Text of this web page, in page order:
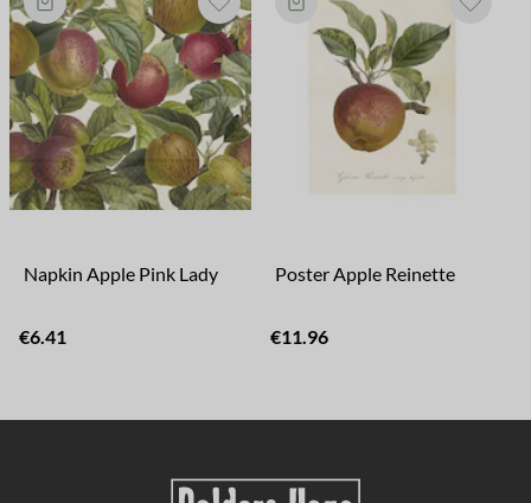
Napkin Apple Pink Lady
€6.41
Poster Apple Reinette
€11.96